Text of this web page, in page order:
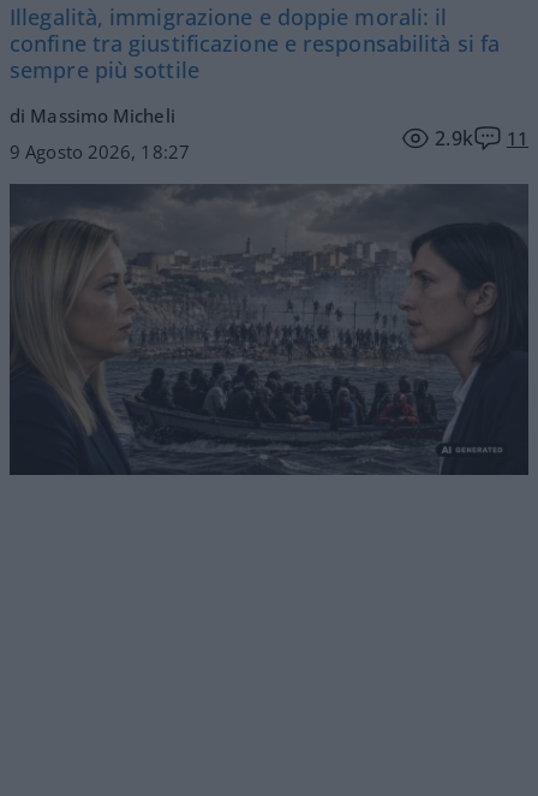
Illegalità, immigrazione e doppie morali: il
confine tra giustificazione e responsabilità si fa
sempre più sottile
di Massimo Micheli
9 Agosto 2026, 18:27
2.9k 11